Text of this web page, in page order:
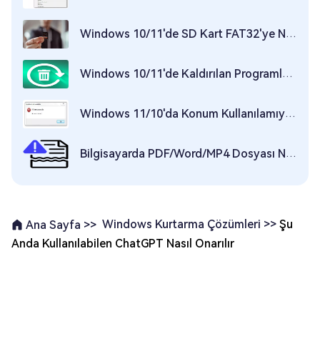
Windows 10/11'de SD Kart FAT32'ye Nasıl Biçimlendirilir?
Windows 10/11'de Kaldırılan Programlar Nasıl Kolayca Kurtarılır | 2026 Yeni
Windows 11/10'da Konum Kullanılamıyor Düzeltmeleri
Bilgisayarda PDF/Word/MP4 Dosyası Nasıl Bozulur
Ana Sayfa >> Windows Kurtarma Çözümleri >> Şu
Anda Kullanılabilen ChatGPT Nasıl Onarılır